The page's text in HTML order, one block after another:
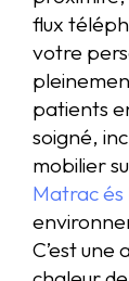
flux
votre
patients
soigné,
mobilier
Matrac
C’est